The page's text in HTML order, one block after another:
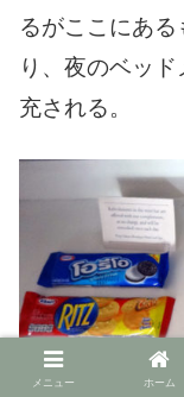
るがここにあ
り、夜のベッ
充される。
メニュー ホーム